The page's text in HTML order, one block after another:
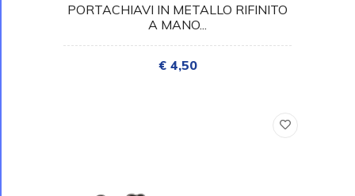
PORTACHIAVI IN METALLO RIFINITO
A MANO...
€ 4,50